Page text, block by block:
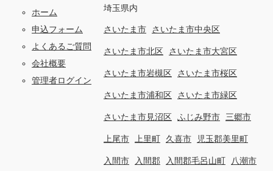
ホーム
申込フォーム
よくあるご質問
会社概要
管理者ログイン
埼玉県内
さいたま市 さいたま市中央区
さいたま市北区 さいたま市大宮区
さいたま市岩槻区 さいたま市桜区
さいたま市浦和区 さいたま市緑区
さいたま市見沼区 ふじみ野市 三郷市
上尾市 上里町 久喜市 児玉郡美里町
入間市 入間郡 入間郡毛呂山町 八潮市